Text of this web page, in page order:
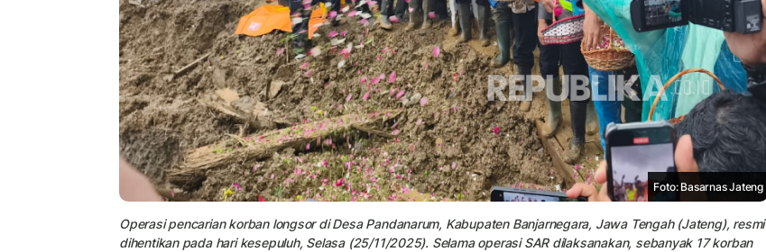
Foto: Basarnas Jateng
Operasi pencarian korban longsor di Desa Pandanarum, Kabupaten Banjarnegara, Jawa Tengah (Jateng), resmi
dihentikan pada hari kesepuluh, Selasa (25/11/2025). Selama operasi SAR dilaksanakan, sebanyak 17 korban